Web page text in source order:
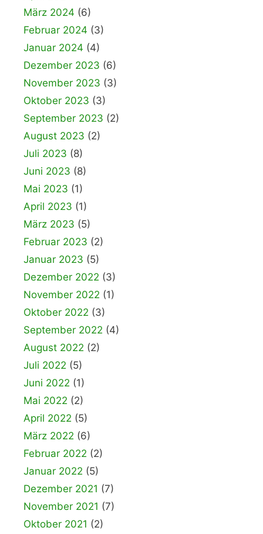
März 2024 (6)
Februar 2024 (3)
Januar 2024 (4)
Dezember 2023 (6)
November 2023 (3)
Oktober 2023 (3)
September 2023 (2)
August 2023 (2)
Juli 2023 (8)
Juni 2023 (8)
Mai 2023 (1)
April 2023 (1)
März 2023 (5)
Februar 2023 (2)
Januar 2023 (5)
Dezember 2022 (3)
November 2022 (1)
Oktober 2022 (3)
September 2022 (4)
August 2022 (2)
Juli 2022 (5)
Juni 2022 (1)
Mai 2022 (2)
April 2022 (5)
März 2022 (6)
Februar 2022 (2)
Januar 2022 (5)
Dezember 2021 (7)
November 2021 (7)
Oktober 2021 (2)